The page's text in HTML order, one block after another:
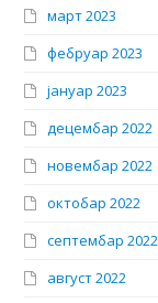
март 2023
фебруар 2023
јануар 2023
децембар 2022
новембар 2022
октобар 2022
септембар 2022
август 2022